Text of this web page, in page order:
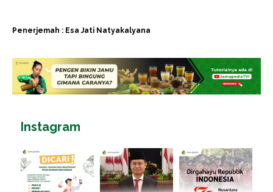
Penerjemah : Esa Jati Natyakalyana
Instagram